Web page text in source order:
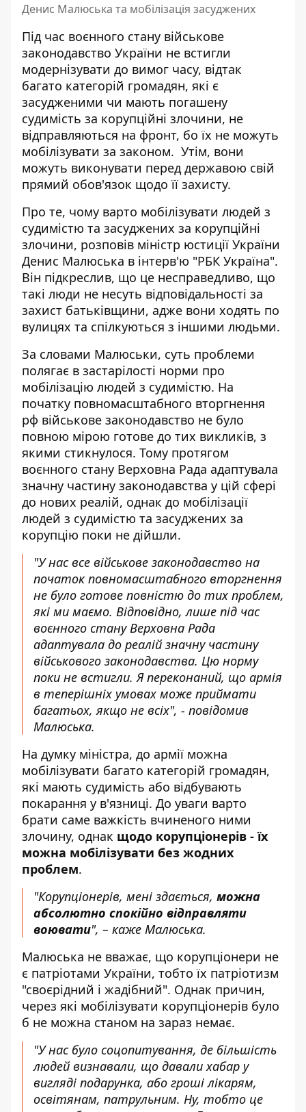
Денис Малюська та мобілізація засуджених
Під час воєнного стану військове
законодавство України не встигли
модернізувати до вимог часу, відтак
багато категорій громадян, які є
засудженими чи мають погашену
судимість за корупційні злочини, не
відправляються на фронт, бо їх не можуть
мобілізувати за законом. Утім, вони
можуть виконувати перед державою свій
прямий обов'язок щодо її захисту.
Про те, чому варто мобілізувати людей з
судимістю та засуджених за корупційні
злочини, розповів міністр юстиції України
Денис Малюська в інтерв'ю "РБК Україна".
Він підкреслив, що це несправедливо, що
такі люди не несуть відповідальності за
захист батьківщини, адже вони ходять по
вулицях та спілкуються з іншими людьми.
За словами Малюськи, суть проблеми
полягає в застарілості норми про
мобілізацію людей з судимістю. На
початку повномасштабного вторгнення
рф військове законодавство не було
повною мірою готове до тих викликів, з
якими стикнулося. Тому протягом
воєнного стану Верховна Рада адаптувала
значну частину законодавства у цій сфері
до нових реалій, однак до мобілізації
людей з судимістю та засуджених за
корупцію поки не дійшли.
"У нас все військове законодавство на
початок повномасштабного вторгнення
не було готове повністю до тих проблем,
які ми маємо. Відповідно, лише під час
воєнного стану Верховна Рада
адаптувала до реалій значну частину
військового законодавства. Цю норму
поки не встигли. Я переконаний, що армія
в теперішніх умовах може приймати
багатьох, якщо не всіх", - повідомив
Малюська.
На думку міністра, до армії можна
мобілізувати багато категорій громадян,
які мають судимість або відбувають
покарання у в'язниці. До уваги варто
брати саме важкість вчиненого ними
злочину, однак щодо корупціонерів - їх
можна мобілізувати без жодних
проблем.
"Корупціонерів, мені здається, можна
абсолютно спокійно відправляти
воювати", – каже Малюська.
Малюська не вважає, що корупціонери не
є патріотами України, тобто їх патріотизм
"своєрідний і жадібний". Однак причин,
через які мобілізувати корупціонерів було
б не можна станом на зараз немає.
"У нас було соцопитування, де більшість
людей визнавали, що давали хабар у
вигляді подарунка, або гроші лікарям,
освітянам, патрульним. Ну, тобто це